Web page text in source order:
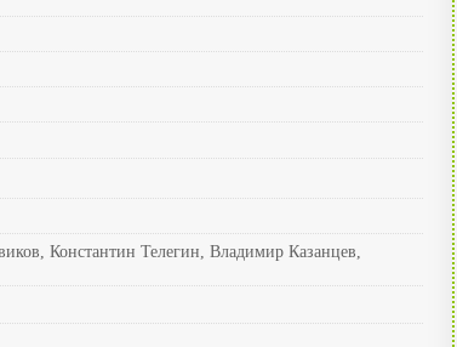
Константин Телегин, Владимир Казанцев,